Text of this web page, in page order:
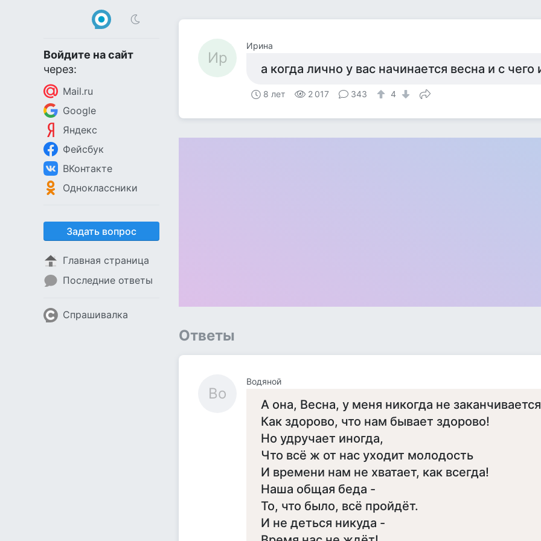
Войдите на сайт
через:
Mail.ru
Google
Яндекс
Фейсбук
ВКонтакте
Одноклассники
Задать вопрос
Главная страница
Последние ответы
Спрашивалка
Ир
Ирина
а когда лично у вас начинается весна и с
8 лет 2 017 343 4
Ответы
Во
Водяной
А она, Весна, у меня никогда не
Как здорово, что нам бывает здорово!
Но удручает иногда,
Что всё ж от нас уходит молодость
И времени нам не хватает, как всегда!
Наша общая беда -
То, что было, всё пройдёт.
И не деться никуда -